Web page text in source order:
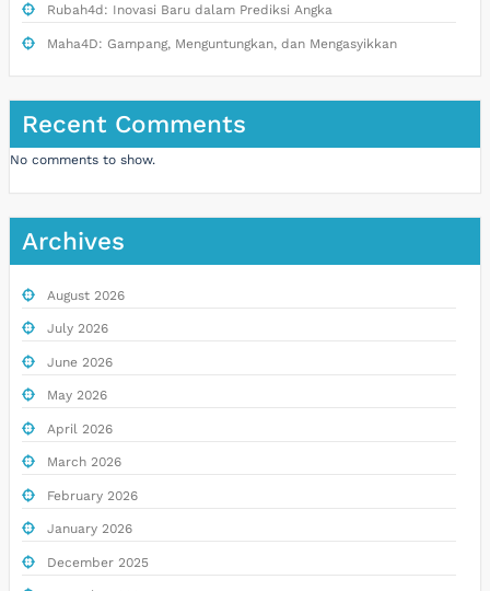
Rubah4d: Inovasi Baru dalam Prediksi Angka
Maha4D: Gampang, Menguntungkan, dan Mengasyikkan
Recent Comments
No comments to show.
Archives
August 2026
July 2026
June 2026
May 2026
April 2026
March 2026
February 2026
January 2026
December 2025